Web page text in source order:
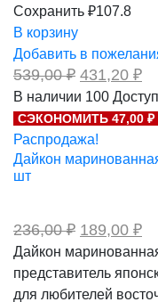
Сохранить ₽107.8
В корзину
Добавить в
539,00₽
цена
539,00 ₽.
431,20 ₽
В наличии 100
СЭКОНОМИТЬ 47,00 ₽
Распродажа!
Дайкон
шт
236,00₽
236,00 ₽.
189,00 ₽
Дайкон
представитель
для любителей